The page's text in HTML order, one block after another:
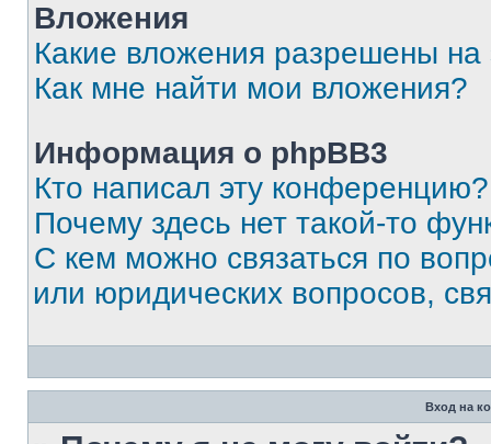
Вложения
Какие вложения разрешены
Как мне найти мои вложения?
Информация о phpBB3
Кто написал эту конференцию?
Почему здесь нет такой-то
С кем можно связаться по
или юридических вопросов,
Вход на